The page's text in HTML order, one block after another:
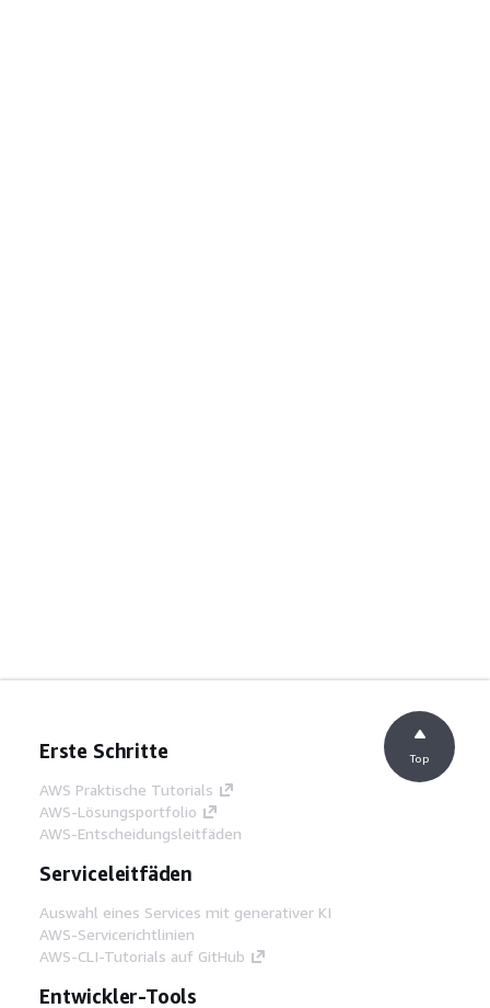
Erste Schritte
AWS Praktische Tutorials
AWS-Lösungsportfolio
AWS-Entscheidungsleitfäden
Serviceleitfäden
Auswahl eines Services mit generativer KI
AWS-Servicerichtlinien
AWS-CLI-Tutorials auf GitHub
Entwickler-Tools
Top